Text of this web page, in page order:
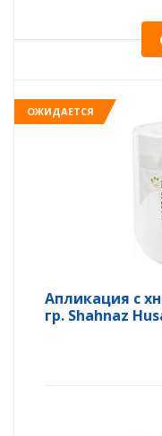
ОЖИДАЕТСЯ
Апликация с
гр. Shahnaz